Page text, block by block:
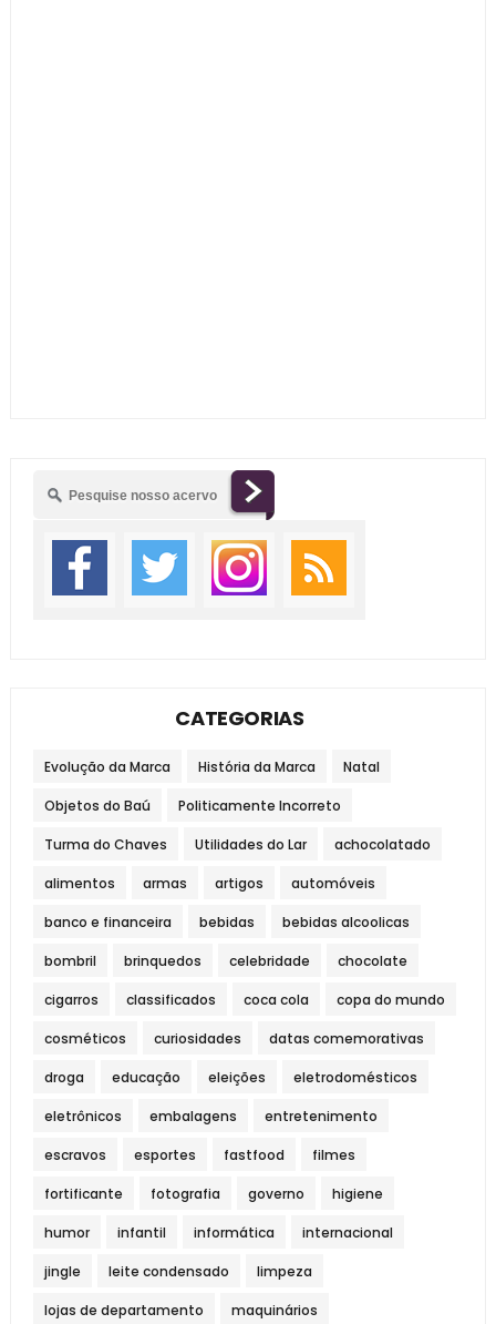
CATEGORIAS
Evolução da Marca História da Marca Natal
Objetos do Baú Politicamente Incorreto
Turma do Chaves Utilidades do Lar achocolatado
alimentos armas artigos automóveis
banco e financeira bebidas bebidas alcoolicas
bombril brinquedos celebridade chocolate
cigarros classificados coca cola copa do mundo
cosméticos curiosidades datas comemorativas
droga educação eleições eletrodomésticos
eletrônicos embalagens entretenimento
escravos esportes fastfood filmes
fortificante fotografia governo higiene
humor infantil informática internacional
jingle leite condensado limpeza
lojas de departamento maquinários